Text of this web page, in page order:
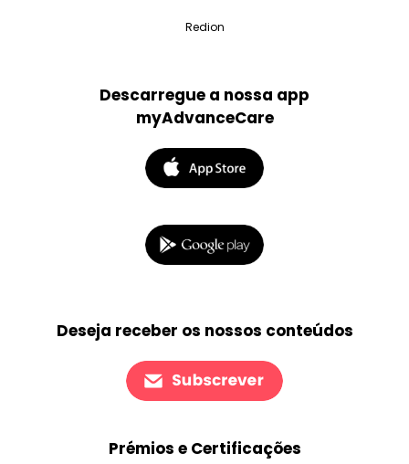
Redion
Descarregue a nossa app
myAdvanceCare
Deseja receber os nossos conteúdos
Prémios e Certificações